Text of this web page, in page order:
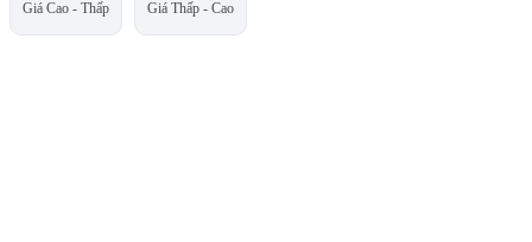
Giá Cao - Thấp Giá Thấp - Cao